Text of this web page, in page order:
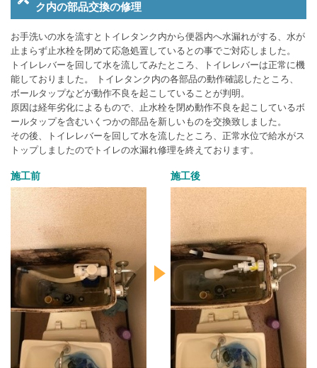
ク内の部品交換の修理
お手洗いの水を流すとトイレタンク内から便器内へ水漏れがする、水が
止まらず止水栓を閉めて応急処置しているとの事でご対応しました。
トイレレバーを回して水を流してみたところ、トイレレバーは正常に機
能しておりました。 トイレタンク内の各部品の動作確認したところ、
ボールタップなどが動作不良を起こしていることが判明。
原因は経年劣化によるもので、止水栓を閉め動作不良を起こしているボ
ールタップを含むいくつかの部品を新しいものを交換致しました。
その後、トイレレバーを回して水を流したところ、正常水位で給水がス
トップしましたのでトイレの水漏れ修理を終えております。
施工前 施工後